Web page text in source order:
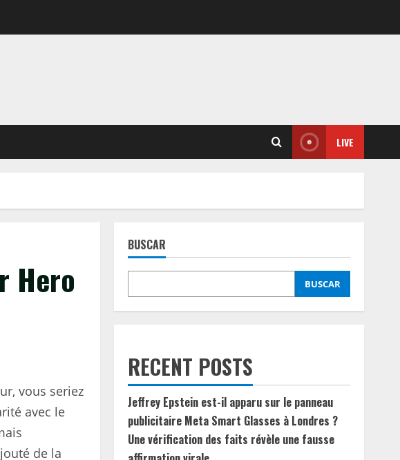
LIVE
Hero
vous seriez
avec le
de la
BUSCAR
BUSCAR
RECENT POSTS
Jeffrey Epstein est-il apparu sur le panneau
publicitaire Meta Smart Glasses à Londres ?
Une vérification des faits révèle une fausse